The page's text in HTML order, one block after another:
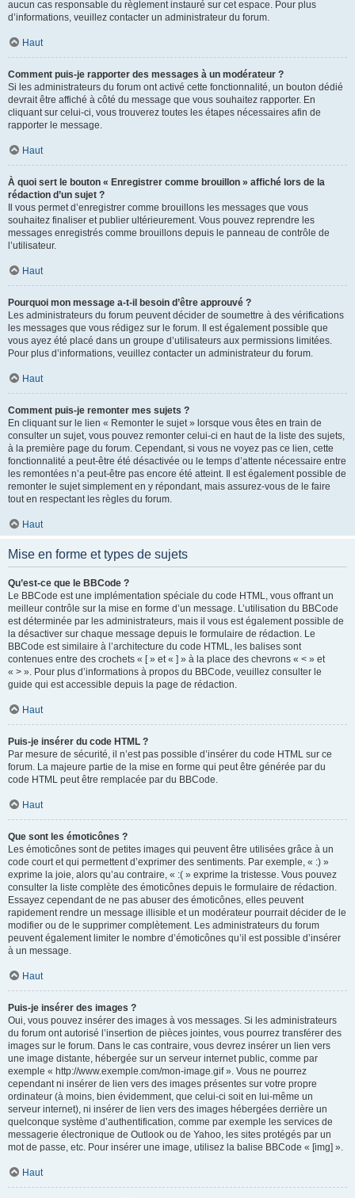
aucun cas responsable du règlement instauré sur cet espace. Pour plus
d’informations, veuillez contacter un administrateur du forum.
Haut
Comment puis-je rapporter des messages à un modérateur ?
Si les administrateurs du forum ont activé cette fonctionnalité, un bouton dédié
devrait être affiché à côté du message que vous souhaitez rapporter. En
cliquant sur celui-ci, vous trouverez toutes les étapes nécessaires afin de
rapporter le message.
Haut
À quoi sert le bouton « Enregistrer comme brouillon » affiché lors de la
rédaction d’un sujet ?
Il vous permet d’enregistrer comme brouillons les messages que vous
souhaitez finaliser et publier ultérieurement. Vous pouvez reprendre les
messages enregistrés comme brouillons depuis le panneau de contrôle de
l’utilisateur.
Haut
Pourquoi mon message a-t-il besoin d’être approuvé ?
Les administrateurs du forum peuvent décider de soumettre à des vérifications
les messages que vous rédigez sur le forum. Il est également possible que
vous ayez été placé dans un groupe d’utilisateurs aux permissions limitées.
Pour plus d’informations, veuillez contacter un administrateur du forum.
Haut
Comment puis-je remonter mes sujets ?
En cliquant sur le lien « Remonter le sujet » lorsque vous êtes en train de
consulter un sujet, vous pouvez remonter celui-ci en haut de la liste des sujets,
à la première page du forum. Cependant, si vous ne voyez pas ce lien, cette
fonctionnalité a peut-être été désactivée ou le temps d’attente nécessaire entre
les remontées n’a peut-être pas encore été atteint. Il est également possible de
remonter le sujet simplement en y répondant, mais assurez-vous de le faire
tout en respectant les règles du forum.
Haut
Mise en forme et types de sujets
Qu’est-ce que le BBCode ?
Le BBCode est une implémentation spéciale du code HTML, vous offrant un
meilleur contrôle sur la mise en forme d’un message. L’utilisation du BBCode
est déterminée par les administrateurs, mais il vous est également possible de
la désactiver sur chaque message depuis le formulaire de rédaction. Le
BBCode est similaire à l’architecture du code HTML, les balises sont
contenues entre des crochets « [ » et « ] » à la place des chevrons « < » et
« > ». Pour plus d’informations à propos du BBCode, veuillez consulter le
guide qui est accessible depuis la page de rédaction.
Haut
Puis-je insérer du code HTML ?
Par mesure de sécurité, il n’est pas possible d’insérer du code HTML sur ce
forum. La majeure partie de la mise en forme qui peut être générée par du
code HTML peut être remplacée par du BBCode.
Haut
Que sont les émoticônes ?
Les émoticônes sont de petites images qui peuvent être utilisées grâce à un
code court et qui permettent d’exprimer des sentiments. Par exemple, « :) »
exprime la joie, alors qu’au contraire, « :( » exprime la tristesse. Vous pouvez
consulter la liste complète des émoticônes depuis le formulaire de rédaction.
Essayez cependant de ne pas abuser des émoticônes, elles peuvent
rapidement rendre un message illisible et un modérateur pourrait décider de le
modifier ou de le supprimer complètement. Les administrateurs du forum
peuvent également limiter le nombre d’émoticônes qu’il est possible d’insérer
à un message.
Haut
Puis-je insérer des images ?
Oui, vous pouvez insérer des images à vos messages. Si les administrateurs
du forum ont autorisé l’insertion de pièces jointes, vous pourrez transférer des
images sur le forum. Dans le cas contraire, vous devrez insérer un lien vers
une image distante, hébergée sur un serveur internet public, comme par
exemple « http://www.exemple.com/mon-image.gif ». Vous ne pourrez
cependant ni insérer de lien vers des images présentes sur votre propre
ordinateur (à moins, bien évidemment, que celui-ci soit en lui-même un
serveur internet), ni insérer de lien vers des images hébergées derrière un
quelconque système d’authentification, comme par exemple les services de
messagerie électronique de Outlook ou de Yahoo, les sites protégés par un
mot de passe, etc. Pour insérer une image, utilisez la balise BBCode « [img] ».
Haut